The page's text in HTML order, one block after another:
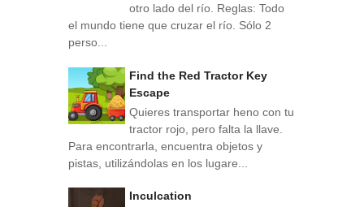
otro lado del río. Reglas: Todo
el mundo tiene que cruzar el río. Sólo 2
perso...
Find the Red Tractor Key
Escape
Quieres transportar heno con tu
tractor rojo, pero falta la llave.
Para encontrarla, encuentra objetos y
pistas, utilizándolas en los lugare...
Inculcation